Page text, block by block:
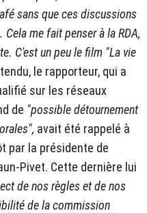
sans que ces discussions
me fait penser à la RDA,
C'est un peu le film "La vie
le rapporteur, qui a
sur les réseaux
de "possible détournement
avait été rappelé à
par la présidente de
Pivet. Cette dernière lui
de nos règles et de nos
de la commission